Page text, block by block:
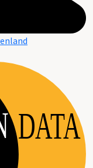
DATA